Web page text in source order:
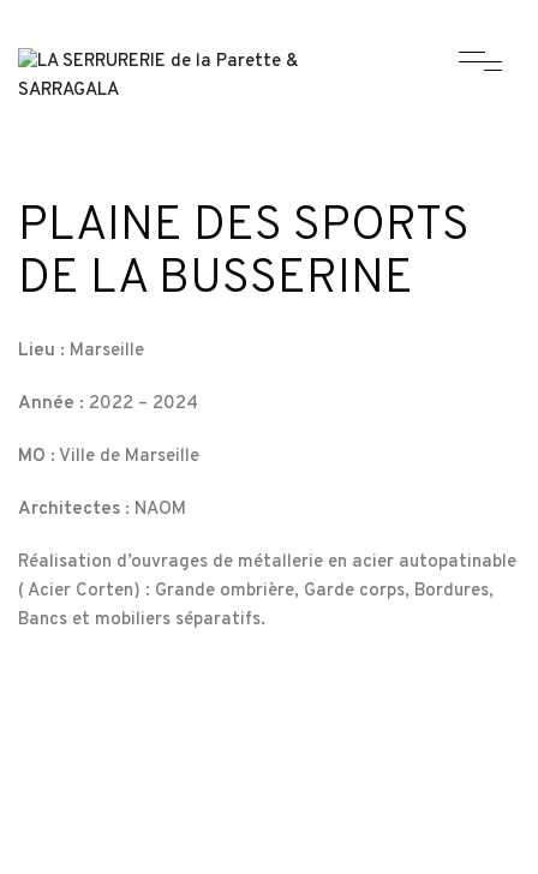
PLAINE DES SPORTS
DE LA BUSSERINE
Lieu : Marseille
Année : 2022 – 2024
MO : Ville de Marseille
Architectes : NAOM
Réalisation d’ouvrages de métallerie en acier autopatinable
( Acier Corten) : Grande ombrière, Garde corps, Bordures,
Bancs et mobiliers séparatifs.